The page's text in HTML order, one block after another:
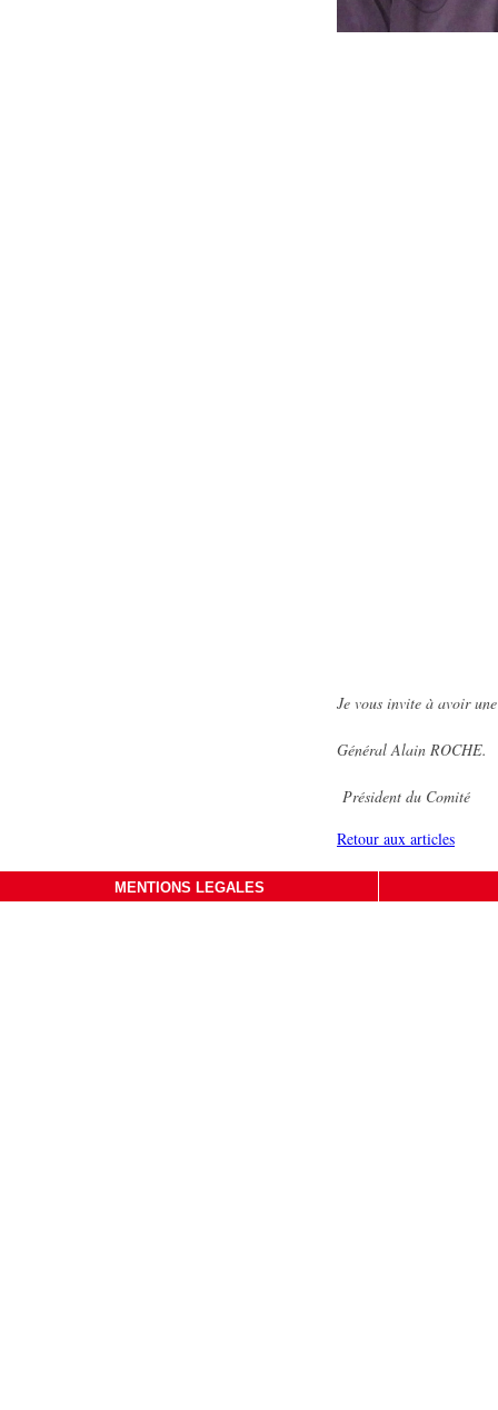
Je vous invite à avoir
Général Alain ROCHE.
Président du Comité
Retour aux articles
MENTIONS LEGALES